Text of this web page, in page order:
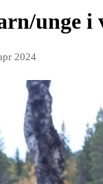
unge i
2024